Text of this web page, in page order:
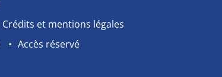
Crédits et mentions légales
Accès réservé